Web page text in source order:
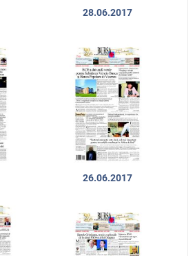
28.06.2017
26.06.2017